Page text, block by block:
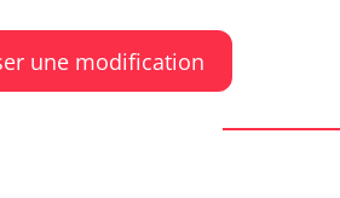
une modification